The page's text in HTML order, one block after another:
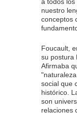
a todos
nuestro
conceptos
Foucault,
su postura
Afirmaba
social que
histórico.
son
relaciones